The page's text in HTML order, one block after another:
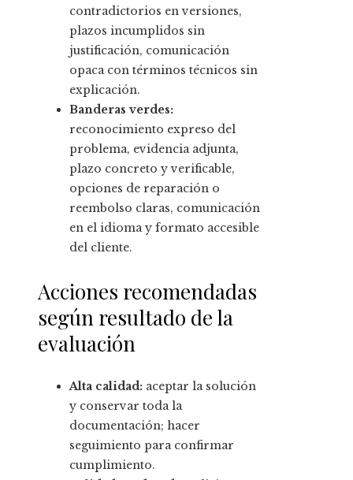
contradictorios en versiones,
plazos incumplidos sin
justificación, comunicación
opaca con términos técnicos sin
explicación.
Banderas verdes:
reconocimiento expreso del
problema, evidencia adjunta,
plazo concreto y verificable,
opciones de reparación o
reembolso claras, comunicación
en el idioma y formato accesible
del cliente.
Acciones recomendadas
según resultado de la
evaluación
Alta calidad: aceptar la solución
y conservar toda la
documentación; hacer
seguimiento para confirmar
cumplimiento.